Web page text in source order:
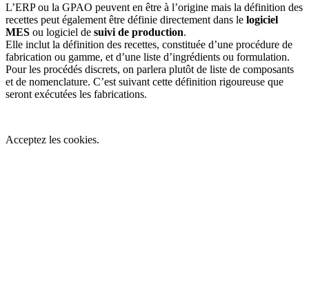
L’ERP ou la GPAO peuvent en être à l’origine mais la définition des
recettes peut également être définie directement dans le logiciel
MES ou logiciel de suivi de production.
Elle inclut la définition des recettes, constituée d’une procédure de
fabrication ou gamme, et d’une liste d’ingrédients ou formulation.
Pour les procédés discrets, on parlera plutôt de liste de composants
et de nomenclature. C’est suivant cette définition rigoureuse que
seront exécutées les fabrications.
Acceptez les cookies.